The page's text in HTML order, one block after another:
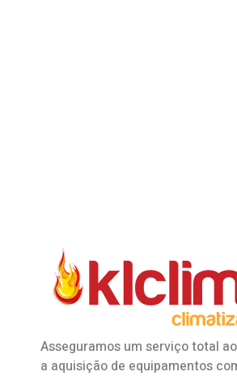
Asseguramos um serviço total
a aquisição de equipamentos